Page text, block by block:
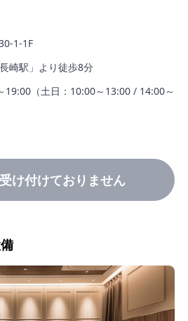
1-1F
崎駅」より徒歩8分
19:00（土日：10:00～13:00 / 14:00～
け付けておりません